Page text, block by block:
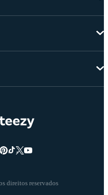
direitos reservados